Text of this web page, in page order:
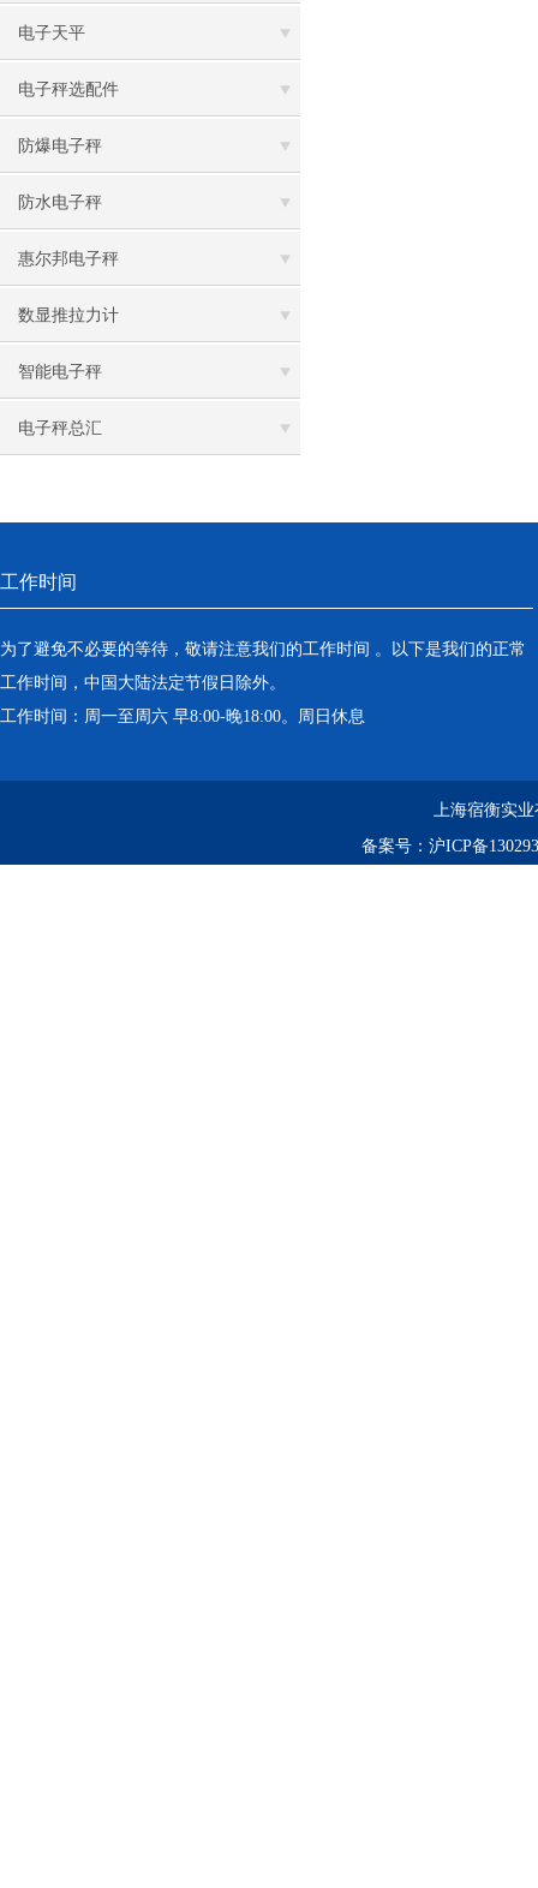
电子天平
电子秤选配件
防爆电子秤
防水电子秤
惠尔邦电子秤
数显推拉力计
智能电子秤
电子秤总汇
工作时间
为了避免不必要的等待，敬请注意我们的工作时间 。以下是我们的正常
工作时间，中国大陆法定节假日除外。
工作时间：周一至周六 早8:00-晚18:00。周日休息
上海宿衡实
备案号： 沪ICP备